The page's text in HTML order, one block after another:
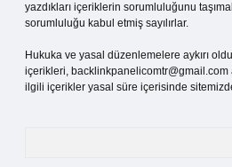
yazdıkları içeriklerin sorumluluğunu
sorumluluğu kabul etmiş sayılırlar.
Hukuka ve yasal düzenlemelere aykırı
içerikleri, backlinkpanelicomtr@gmail.com
ilgili içerikler yasal süre içerisinde